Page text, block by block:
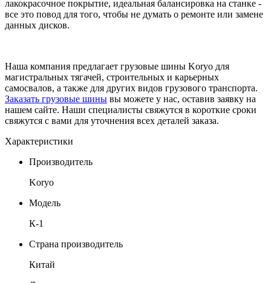
лакокрасочное покрытие, идеальная балансировка на станке -
все это повод для того, чтобы не думать о ремонте или замене
данных дисков.
Наша компания предлагает грузовые шины Koryo для
магистральных тягачей, строительных и карьерных
самосвалов, а также для других видов грузового транспорта.
Заказать грузовые шины вы можете у нас, оставив заявку на
нашем сайте. Наши специалисты свяжутся в короткие сроки
свяжутся с вами для уточнения всех деталей заказа.
Характеристики
Производитель
Koryo
Модель
К-1
Страна производитель
Китай